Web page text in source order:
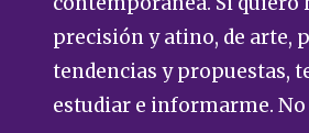
precisión y atino, de arte,
tendencias y propuestas,
estudiar e informarme. No